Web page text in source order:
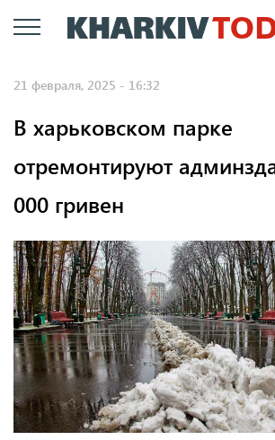
Перейти
к
21 февраля, 2025 - 16:32
В харьковском парке
отремонтируют
000 гривен